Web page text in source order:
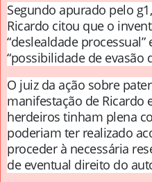
Segundo apurado pelo
Ricardo citou que o
“deslealdade
“possibilidade de evasão
O juiz da ação sobre
manifestação de Ricardo
herdeiros tinham plena
poderiam ter realizado
proceder à necessária
de eventual direito do